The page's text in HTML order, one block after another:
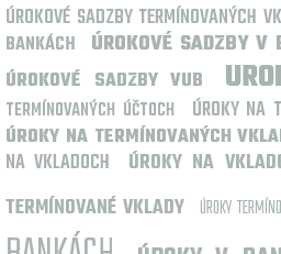
ÚROKOVÉ SADZBY TERMÍNOVANÝCH
BANKÁCH
ÚROKOVÉ SADZBY V
ÚROKOVÉ SADZBY VUB
TERMÍNOVANÝCH ÚČTOCH
ÚROKY NA
ÚROKY NA TERMÍNOVANÝCH
NA VKLADOCH
ÚROKY NA
TERMÍNOVANÉ VKLADY ÚROKY